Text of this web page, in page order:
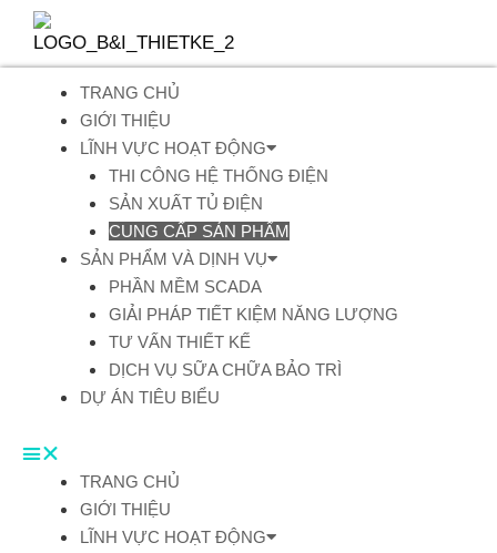
Skip
content
TRANG CHỦ
GIỚI THIỆU
LĨNH VỰC HOẠT ĐỘNG
THI CÔNG HỆ THỐNG ĐIỆN
SẢN XUẤT TỦ ĐIỆN
CUNG CẤP SẢN PHẨM
SẢN PHẨM VÀ DỊNH VỤ
PHẦN MỀM SCADA
GIẢI PHÁP TIẾT KIỆM NĂNG LƯỢNG
TƯ VẤN THIẾT KẾ
DỊCH VỤ SỮA CHỮA BẢO TRÌ
DỰ ÁN TIÊU BIỂU
Menu
TRANG CHỦ
GIỚI THIỆU
LĨNH VỰC HOẠT ĐỘNG